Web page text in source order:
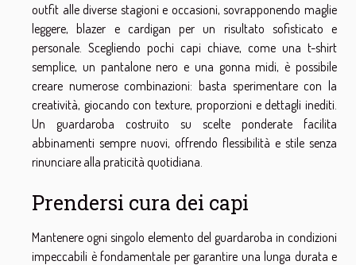
outfit alle diverse stagioni e occasioni, sovrapponendo maglie
leggere, blazer e cardigan per un risultato sofisticato e
personale. Scegliendo pochi capi chiave, come una t-shirt
semplice, un pantalone nero e una gonna midi, è possibile
creare numerose combinazioni: basta sperimentare con la
creatività, giocando con texture, proporzioni e dettagli inediti.
Un guardaroba costruito su scelte ponderate facilita
abbinamenti sempre nuovi, offrendo flessibilità e stile senza
rinunciare alla praticità quotidiana.
Prendersi cura dei capi
Mantenere ogni singolo elemento del guardaroba in condizioni
impeccabili è fondamentale per garantire una lunga durata e